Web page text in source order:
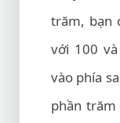
trăm, bạn
với 100
vào phía
phần